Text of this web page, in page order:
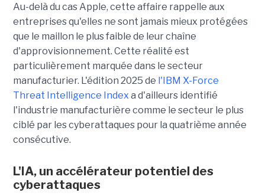
Au-delà du cas Apple, cette affaire rappelle aux
entreprises qu'elles ne sont jamais mieux protégées
que le maillon le plus faible de leur chaîne
d'approvisionnement. Cette réalité est
particulièrement marquée dans le secteur
manufacturier. L'édition 2025 de l'IBM X-Force
Threat Intelligence Index a d'ailleurs identifié
l'industrie manufacturière comme le secteur le plus
ciblé par les cyberattaques pour la quatrième année
consécutive.
L'IA, un accélérateur potentiel des
cyberattaques